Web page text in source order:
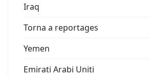
Iraq
Torna a reportages
Yemen
Emirati Arabi Uniti